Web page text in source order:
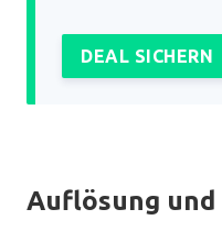
DEAL SICHERN
Auflösung